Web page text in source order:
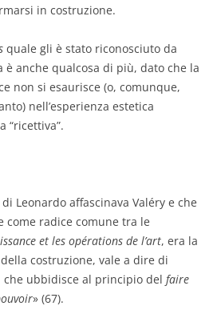
in costruzione.
quale gli è stato riconosciuto da
è anche qualcosa di più, dato che la
non si esaurisce (o, comunque,
nell’esperienza estetica
“ricettiva”.
di Leonardo affascinava Valéry e che
come radice comune tra le
et les opérations de l’art, era la
costruzione, vale a dire di
ubbidisce al principio del faire
» (67).